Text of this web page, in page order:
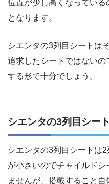
位置が少し高くなってい
となります。
シエンタの3列目シートは
追求したシートではないの
する形で十分でしょう。
シエンタの3列目シー
シエンタの3列目シートは
が小さいのでチャイルドシ
ませんが、搭載すること自